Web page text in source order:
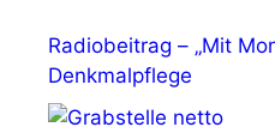
Radiobeitrag – „Mit
Denkmalpflege